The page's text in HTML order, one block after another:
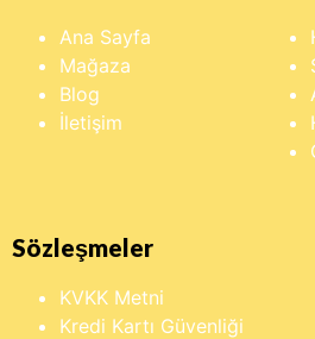
Ana Sayfa
Mağaza
Blog
İletişim
Sözleşmeler
KVKK Metni
Kredi Kartı Güvenliği